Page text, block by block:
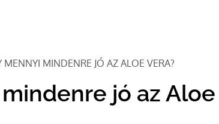
MINDENRE JÓ AZ ALOE VERA?
jó az Aloe